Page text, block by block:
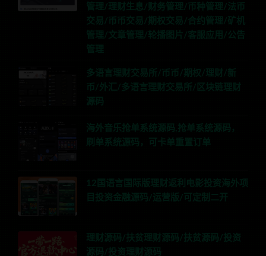
管理/理财生息/财务管理/币种管理/法币
交易/币币交易/期权交易/合约管理/矿机
管理/文章管理/轮播图片/客服应用/公告
管理
多语言理财交易所/币币/期权/理财/新
币/外汇/多语言理财交易所/区块链理财
源码
海外音乐抢单系统源码,抢单系统源码，
刷单系统源码，可卡单重置订单
12国语言国际版理财返利电影投资海外项
目投资金融源码/运营版/可定制二开
理财源码/扶贫理财源码/扶贫源码/投资
源码/投资理财源码